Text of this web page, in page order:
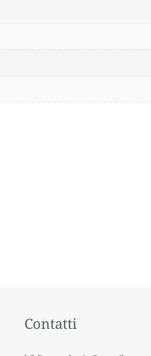
Contatti